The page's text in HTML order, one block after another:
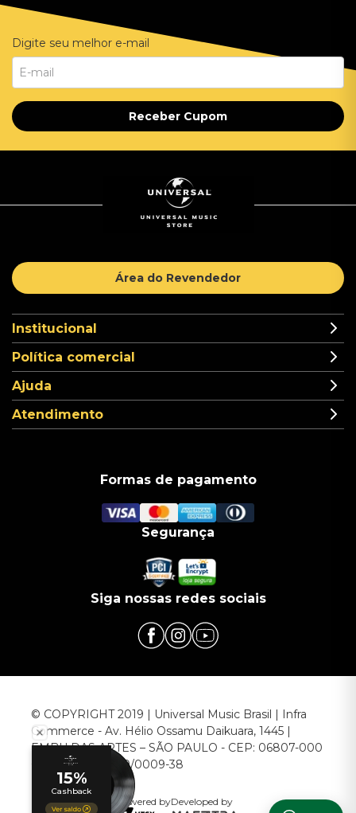
Digite seu melhor e-mail
Receber Cupom
Área do Revendedor
Institucional
Política comercial
Ajuda
Atendimento
Formas de pagamento
Segurança
Siga nossas redes sociais
© COPYRIGHT 2019 | Universal Music Brasil | Infra
Commerce - Av. Hélio Ossamu Daikuara, 1445 |
EMBU DAS ARTES – SÃO PAULO - CEP: 06807-000
CNPJ: 00.952.789/0009-38
Powered byDeveloped by